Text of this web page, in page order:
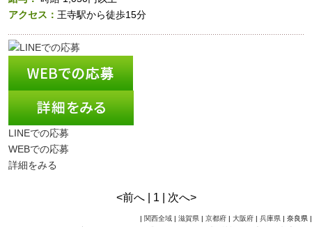
アクセス： 王寺駅から徒歩15分
LINEでの応募
WEBでの応募
詳細をみる
<前へ | 1 | 次へ>
| 関西全域 | 滋賀県 | 京都府 | 大阪府 | 兵庫県 | 奈良県 |